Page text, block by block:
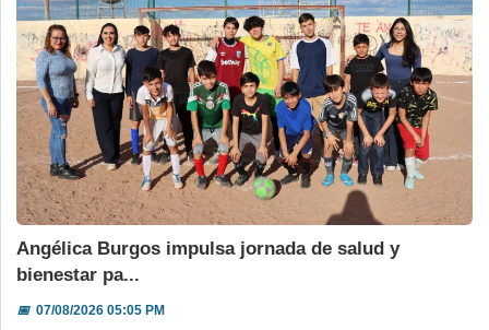
Angélica Burgos impulsa jornada de salud y
bienestar pa...
📅07/08/2026 05:05 PM